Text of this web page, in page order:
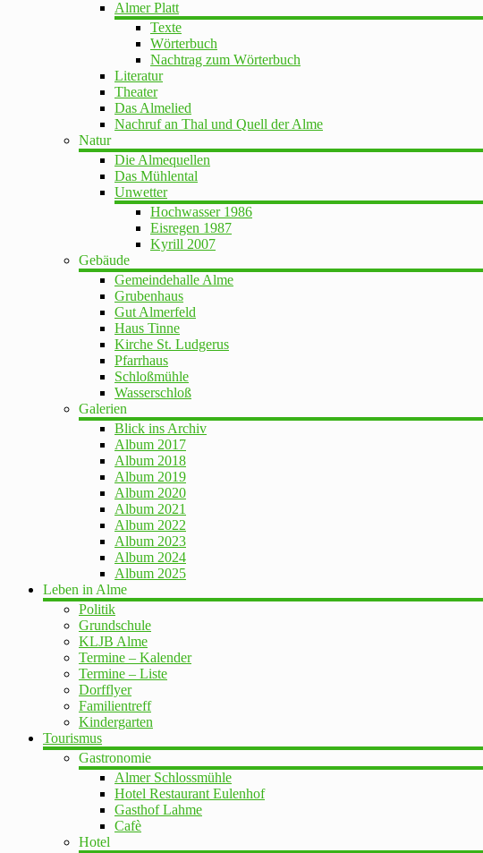
Almer Platt
Texte
Wörterbuch
Nachtrag zum Wörterbuch
Literatur
Theater
Das Almelied
Nachruf an Thal und Quell der Alme
Natur
Die Almequellen
Das Mühlental
Unwetter
Hochwasser 1986
Eisregen 1987
Kyrill 2007
Gebäude
Gemeindehalle Alme
Grubenhaus
Gut Almerfeld
Haus Tinne
Kirche St. Ludgerus
Pfarrhaus
Schloßmühle
Wasserschloß
Galerien
Blick ins Archiv
Album 2017
Album 2018
Album 2019
Album 2020
Album 2021
Album 2022
Album 2023
Album 2024
Album 2025
Leben in Alme
Politik
Grundschule
KLJB Alme
Termine – Kalender
Termine – Liste
Dorfflyer
Familientreff
Kindergarten
Tourismus
Gastronomie
Almer Schlossmühle
Hotel Restaurant Eulenhof
Gasthof Lahme
Cafè
Hotel